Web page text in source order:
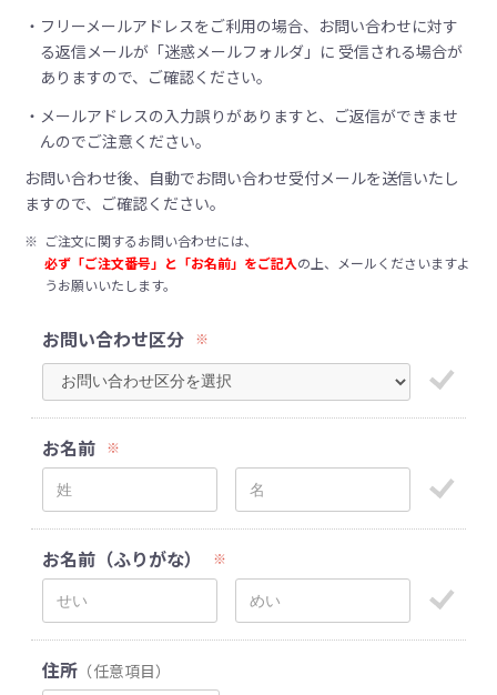
フリーメールアドレスをご利用の場合、お問い合わせに対す
る返信メールが「迷惑メールフォルダ」に 受信される場合が
ありますので、ご確認ください。
メールアドレスの入力誤りがありますと、ご返信ができませ
んのでご注意ください。
お問い合わせ後、自動でお問い合わせ受付メールを送信いたし
ますので、ご確認ください。
※ ご注文に関するお問い合わせには、
必ず「ご注文番号」と「お名前」をご記入の上、メールくださいますよ
うお願いいたします。
お問い合わせ区分 ※
お名前 ※
お名前（ふりがな） ※
住所 （任意項目）